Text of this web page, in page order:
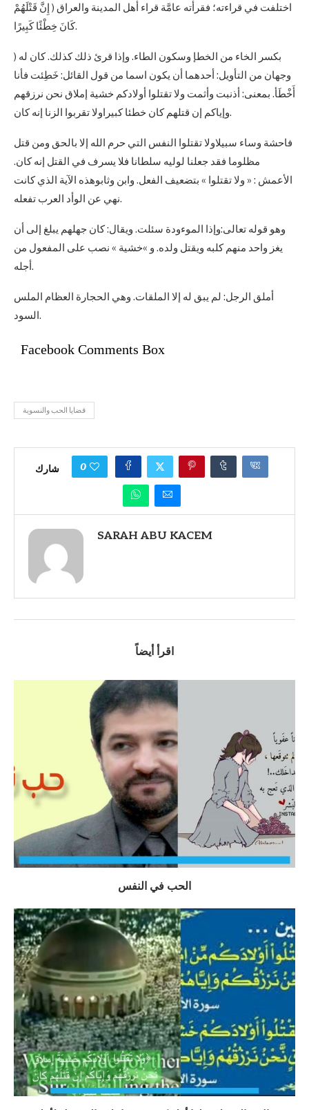
اختلفت في قراءته؛ فقرأته عامَّة قراء أهل المدينة والعراق ( إِنَّ قَتْلَهُمْ
كَانَ خِطْئًا كَبِيرًا.
) بكسر الخاء من الخطإ وسكون الطاء. وإذا قرئ ذلك كذلك. كان له
وجهان من التأويل: أحدهما أن يكون اسما من قول القائل: خَطِئت فأنا
أَخْطَأ. بمعنى: أذنبت وأثمت ولا تقتلوا أولادكم خشية إملاق نحن نرزقهم
وإياكم إن قتلهم كان خطئا كبيراولا تقربوا الزنا إنه كان.
فاحشة وساء سبيلاولا تقتلوا النفس التي حرم الله إلا بالحق ومن قتل
مظلوما فقد جعلنا لوليه سلطانا فلا يسرف في القتل إنه كان.
الأعمش : « ولا تقتلوا » بتضعيف الفعل. وابن وثابوهذه الآية الذي كانت
نهي عن الوأد العرب تفعله.
وهو قوله تعالى:وإذا الموءودة سئلت. ويقال: كان جهلهم يبلغ إلى أن
يغز واحد منهم كلبه ويقتل ولده. و »خشية » نصب على المفعول من
أجله.
أملق الرجل: لم يبق له إلا الملقات. وهي الحجارة العظام الملس
السود.
Facebook Comments Box
قضايا الحب والنسوية
شارك 0
SARAH ABU KACEM
اقرأ أيضاً
الحب في النفس